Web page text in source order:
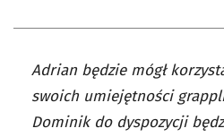
Adrian będzie mógł
swoich umiejętności
Dominik do dyspozycji